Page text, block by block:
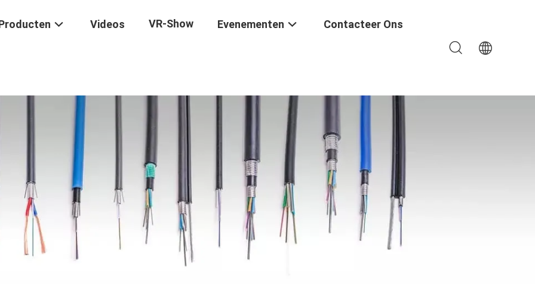
Videos VR-Show Evenementen Contacteer Ons